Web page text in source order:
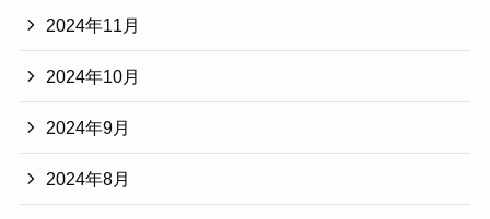
2024年11月
2024年10月
2024年9月
2024年8月